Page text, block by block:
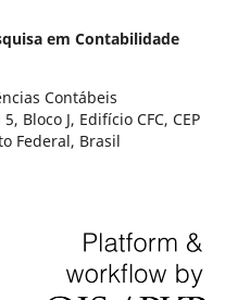
em Contabilidade
Contábeis
Bloco J, Edifício CFC, CEP
Federal, Brasil